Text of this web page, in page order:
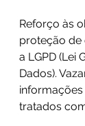
Reforço às
proteção de
a LGPD (Lei
Dados).
informações
tratados